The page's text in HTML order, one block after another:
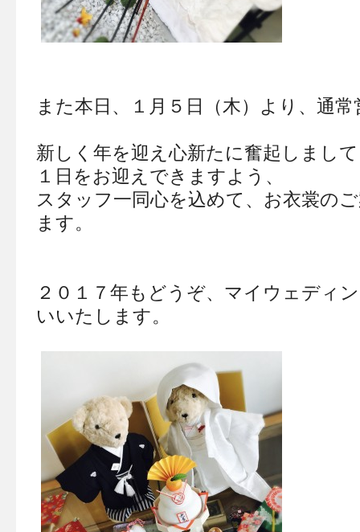
また本日、１月５日（木）より、通
新しく年を迎え心新たに奮起しまし
１日をお迎えできますよう、
スタッフ一同心を込めて、お衣裳の
ます。
２０１７年もどうぞ、マイウェディ
いいたします。